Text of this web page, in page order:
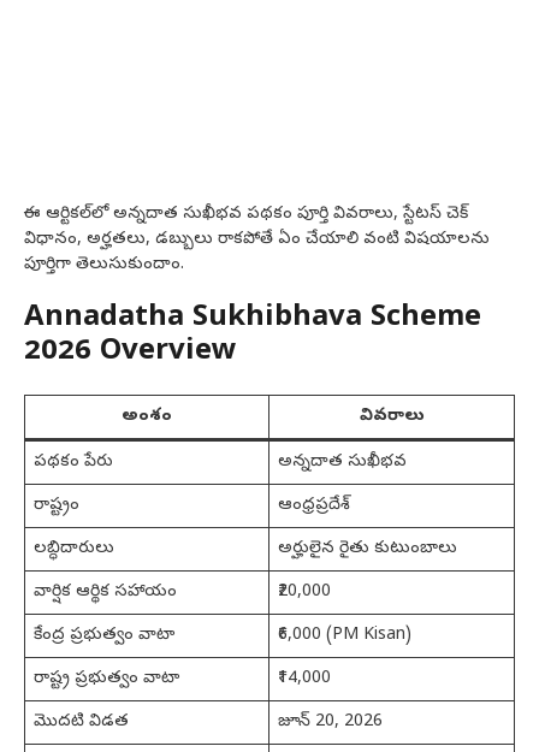
ఈ ఆర్టికల్‌లో అన్నదాత సుఖీభవ పథకం పూర్తి వివరాలు, స్టేటస్ చెక్
విధానం, అర్హతలు, డబ్బులు రాకపోతే ఏం చేయాలి వంటి విషయాలను
పూర్తిగా తెలుసుకుందాం.
Annadatha Sukhibhava Scheme
2026 Overview
అంశం
వివరాలు
పథకం పేరు
అన్నదాత సుఖీభవ
రాష్ట్రం
ఆంధ్రప్రదేశ్
లబ్ధిదారులు
అర్హులైన రైతు కుటుంబాలు
వార్షిక ఆర్థిక సహాయం
₹20,000
కేంద్ర ప్రభుత్వం వాటా
₹6,000 (PM Kisan)
రాష్ట్ర ప్రభుత్వం వాటా
₹14,000
మొదటి విడత
జూన్ 20, 2026